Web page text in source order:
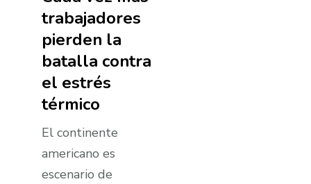
trabajadores
pierden la
batalla contra
el estrés
térmico
El continente
americano es
escenario de